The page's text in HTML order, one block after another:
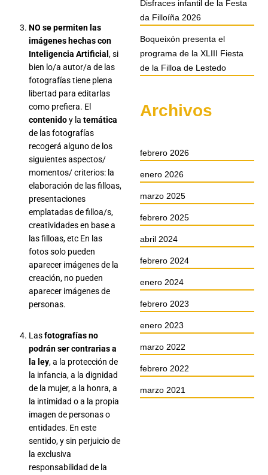
NO se permiten las
imágenes hechas con
Inteligencia Artificial, si
bien lo/a autor/a de las
fotografías tiene plena
libertad para editarlas
como prefiera. El
contenidoy latemática
de las fotografías
recogerá alguno de los
siguientes aspectos/
momentos/ criterios: la
elaboración de las filloas,
presentaciones
emplatadas de filloa/s,
creatividades en base a
las filloas, etc En las
fotos solo pueden
aparecer imágenes de la
creación, no pueden
aparecer imágenes de
personas.
Lasfotografías no
podrán ser contrarias a
la ley, a la protección de
la infancia, a la dignidad
de la mujer, a la honra, a
la intimidad o a la propia
imagen de personas o
entidades. En este
sentido, y sin perjuicio de
la exclusiva
responsabilidad de la
Disfraces infantil de la Festa
da Filloíña 2026
Boqueixón presenta el
programa de la XLIII Fiesta
de la Filloa de Lestedo
Archivos
febrero 2026
enero 2026
marzo 2025
febrero 2025
abril 2024
febrero 2024
enero 2024
febrero 2023
enero 2023
marzo 2022
febrero 2022
marzo 2021